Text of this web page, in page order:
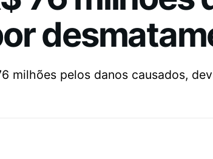
milhões pelos danos causados,